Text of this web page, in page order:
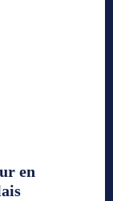
en